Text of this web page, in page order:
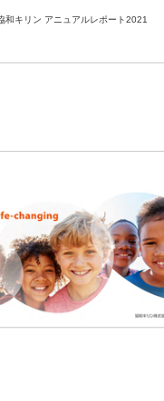
和キリン アニュアルレポート2021